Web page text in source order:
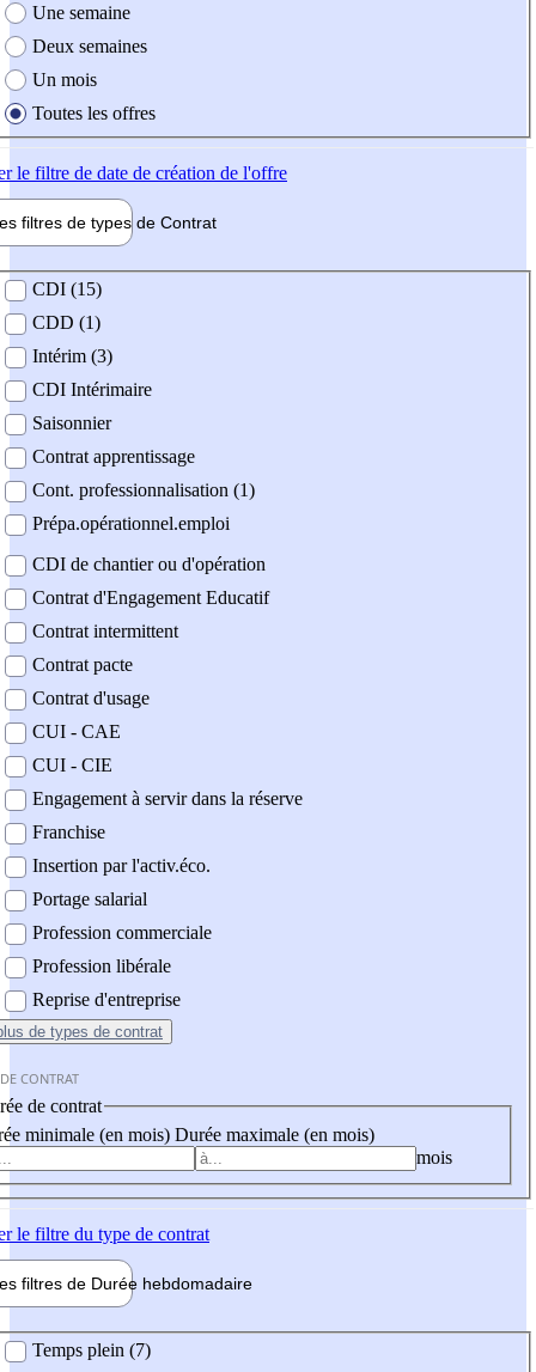
Une semaine
Deux semaines
Un mois
Toutes les offres
le filtre de date de création de l'offre
filtres de types de Contrat
contrat
CDI (15)
CDD (1)
Intérim (3)
CDI Intérimaire
Saisonnier
Contrat apprentissage
Cont. professionnalisation (1)
Prépa.opérationnel.emploi
CDI de chantier ou d'opération
Contrat d'Engagement Educatif
Contrat intermittent
Contrat pacte
Contrat d'usage
CUI - CAE
CUI - CIE
Engagement à servir dans la réserve
Franchise
Insertion par l'activ.éco.
Portage salarial
Profession commerciale
Profession libérale
Reprise d'entreprise
de types de contrat
CONTRAT
de contrat
minimale (en mois) Durée maximale (en mois)
mois
le filtre du type de contrat
filtres de Durée hebdomadaire
Temps plein (7)